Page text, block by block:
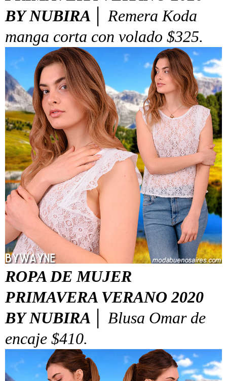
BY NUBIRA │
Remera Koda
manga corta con volado $325.
ROPA DE MUJER
PRIMAVERA VERANO 2020
BY NUBIRA │
Blusa Omar de
encaje $410.